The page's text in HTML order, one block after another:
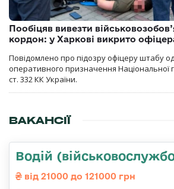
Пообіцяв вивезти
кордон: у Харкові викрито
Повідомлено про підозру офіцеру штабу
оперативного призначення Національної
ст. 332 КК України.
ВАКАНСІЇ
Водій
від 21000 до 121000 грн